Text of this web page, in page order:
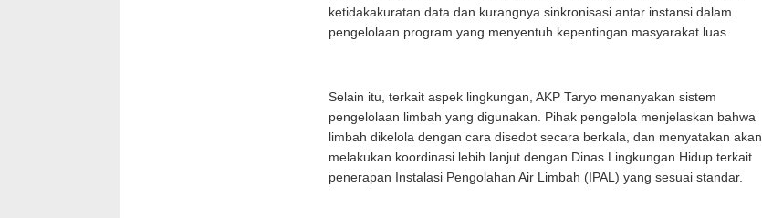
ketidakakuratan data dan kurangnya sinkronisasi antar instansi dalam
pengelolaan program yang menyentuh kepentingan masyarakat luas.
Selain itu, terkait aspek lingkungan, AKP Taryo menanyakan sistem
pengelolaan limbah yang digunakan. Pihak pengelola menjelaskan bahwa
limbah dikelola dengan cara disedot secara berkala, dan menyatakan akan
melakukan koordinasi lebih lanjut dengan Dinas Lingkungan Hidup terkait
penerapan Instalasi Pengolahan Air Limbah (IPAL) yang sesuai standar.